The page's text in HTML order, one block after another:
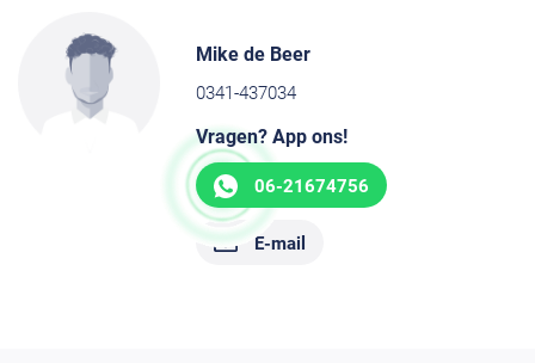
Mike de Beer
0341-437034
Vragen? App ons!
06-21674756
E-mail